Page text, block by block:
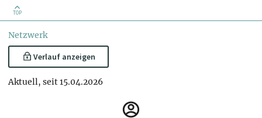
TOP
Netzwerk
Verlauf anzeigen
Aktuell, seit 15.04.2026